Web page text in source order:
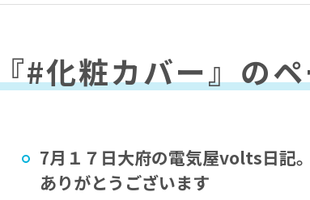
#化粧カバー』の
7月１７日大府の電気屋volts日記
ありがとうございます